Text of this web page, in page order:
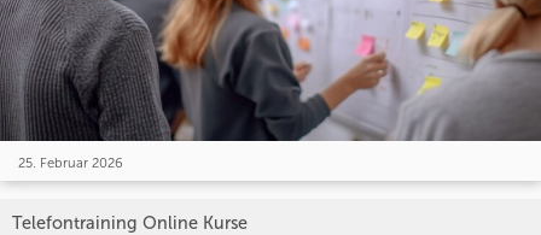
25. Februar 2026
Telefontraining Online Kurse